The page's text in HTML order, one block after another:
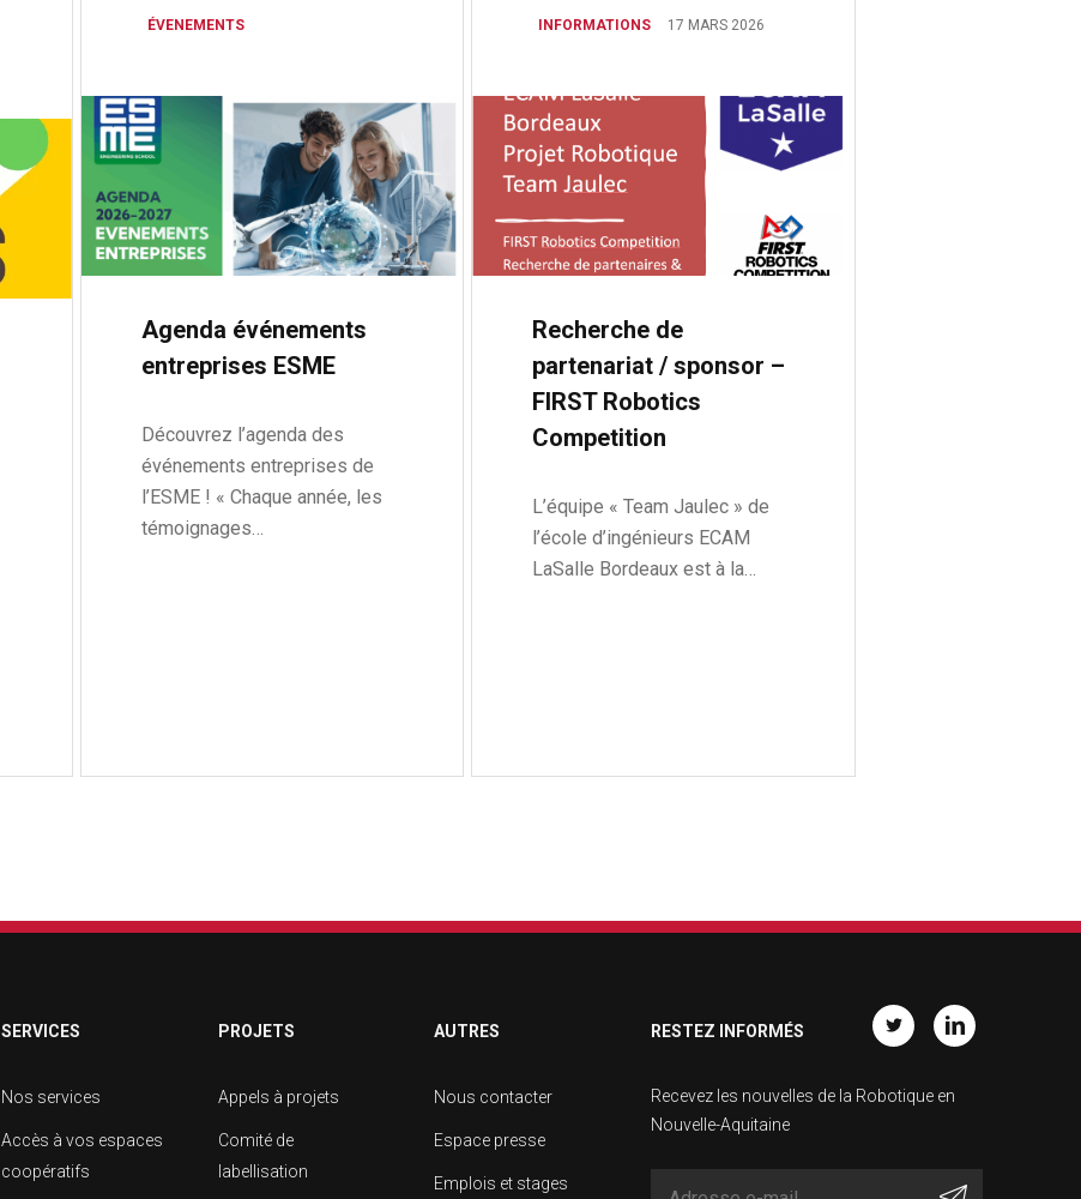
ÉVENEMENTS
Agenda événements
entreprises ESME
Découvrez l’agenda des
événements entreprises de
l’ESME ! « Chaque année, les
témoignages…
INFORMATIONS 17 MARS 2026
Recherche de
partenariat / sponsor –
FIRST Robotics
Competition
L’équipe « Team Jaulec » de
l’école d’ingénieurs ECAM
LaSalle Bordeaux est à la…
SERVICES
Nos services
Accès à vos espaces
coopératifs
PROJETS
Appels à projets
Comité de
labellisation
AUTRES
Nous contacter
Espace presse
Emplois et stages
RESTEZ INFORMÉS
Recevez les nouvelles de la Robotique en
Nouvelle-Aquitaine